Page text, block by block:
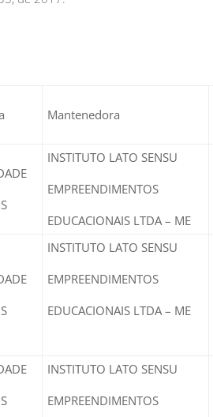
Mantenedora
INSTITUTO LATO SENSU
EMPREENDIMENTOS
EDUCACIONAIS LTDA – ME
INSTITUTO LATO SENSU
EMPREENDIMENTOS
EDUCACIONAIS LTDA – ME
INSTITUTO LATO SENSU
EMPREENDIMENTOS